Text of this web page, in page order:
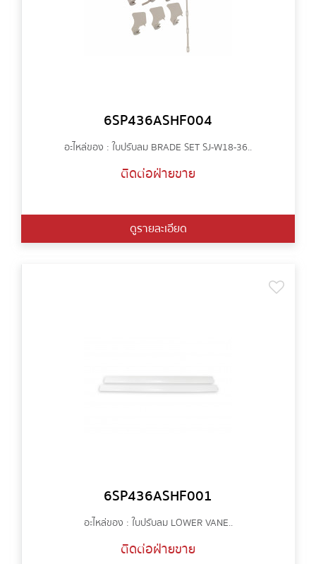
6SP436ASHF004
อะไหล่ของ : ใบปรับลม BRADE SET SJ-W18-36..
ติดต่อฝ่ายขาย
ดูรายละเอียด
6SP436ASHF001
อะไหล่ของ : ใบปรับลม LOWER VANE..
ติดต่อฝ่ายขาย